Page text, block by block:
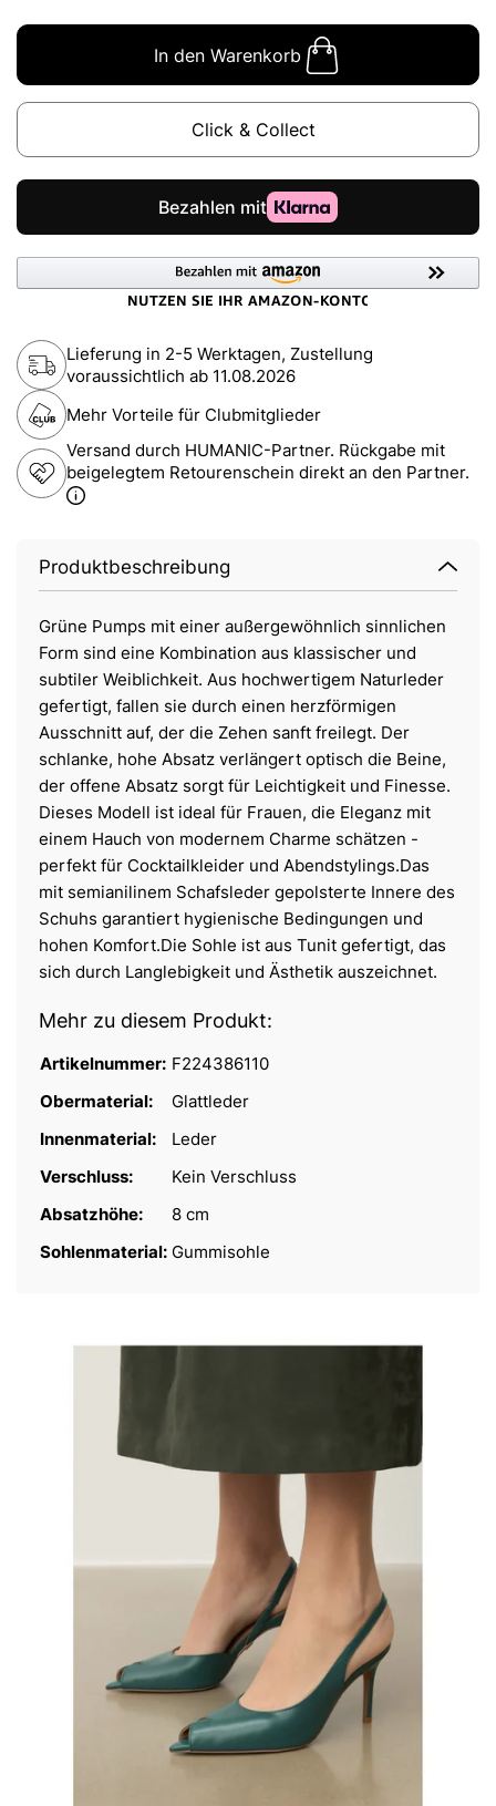
In den Warenkorb
Click & Collect
Lieferung in 2-5 Werktagen, Zustellung
voraussichtlich ab 11.08.2026
Mehr Vorteile für Clubmitglieder
Versand durch HUMANIC-Partner. Rückgabe mit
beigelegtem Retourenschein direkt an den Partner.
Produktbeschreibung
Grüne Pumps mit einer außergewöhnlich sinnlichen
Form sind eine Kombination aus klassischer und
subtiler Weiblichkeit. Aus hochwertigem Naturleder
gefertigt, fallen sie durch einen herzförmigen
Ausschnitt auf, der die Zehen sanft freilegt. Der
schlanke, hohe Absatz verlängert optisch die Beine,
der offene Absatz sorgt für Leichtigkeit und Finesse.
Dieses Modell ist ideal für Frauen, die Eleganz mit
einem Hauch von modernem Charme schätzen -
perfekt für Cocktailkleider und Abendstylings.Das
mit semianilinem Schafsleder gepolsterte Innere des
Schuhs garantiert hygienische Bedingungen und
hohen Komfort.Die Sohle ist aus Tunit gefertigt, das
sich durch Langlebigkeit und Ästhetik auszeichnet.
Mehr zu diesem Produkt:
Artikelnummer: F224386110
Obermaterial:
Glattleder
Innenmaterial:
Leder
Verschluss:
Kein Verschluss
Absatzhöhe:
8 cm
Sohlenmaterial: Gummisohle